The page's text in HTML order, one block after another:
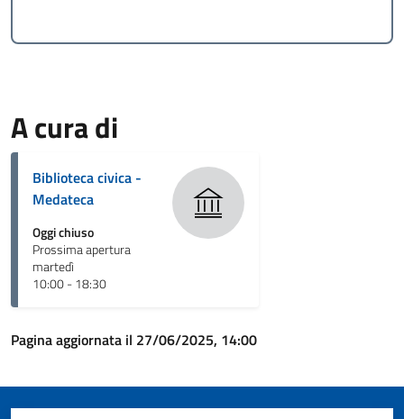
A cura di
Biblioteca civica -
Medateca
Oggi chiuso
Prossima apertura
martedì
10:00 - 18:30
Pagina aggiornata il 27/06/2025, 14:00